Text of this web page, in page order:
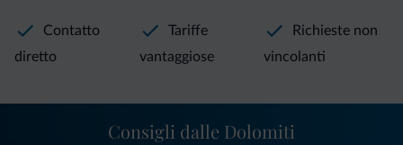
Contatto
diretto
Tariffe
vantaggiose
Richieste non
vincolanti
Consigli dalle Dolomiti